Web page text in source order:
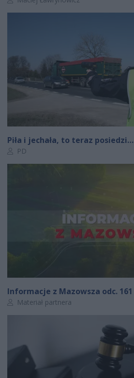
Piła i jechała, to teraz posiedzi…
Autor artykułu:
PD
Informacje z Mazowsza odc. 161
Autor artykułu:
Materiał partnera